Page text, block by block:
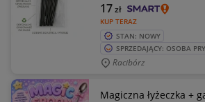
KUP TERAZ
17zł
STAN: NOWY
SPRZEDAJĄCY: OSOBA
Racibórz
Magiczna łyżeczka +